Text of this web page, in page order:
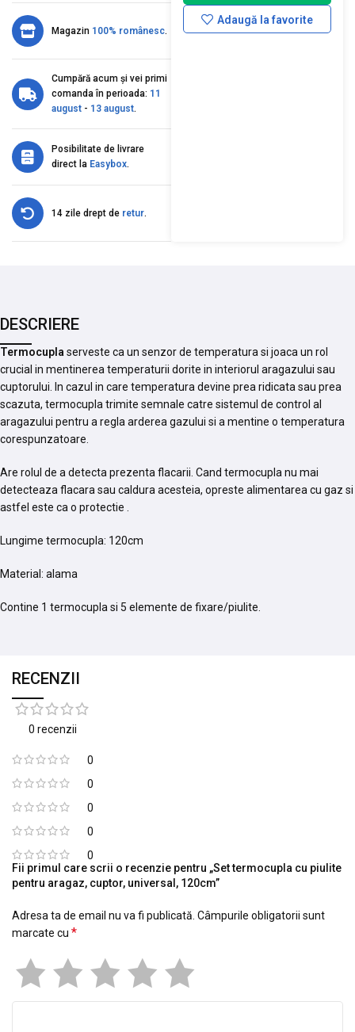
Magazin 100% românesc.
Cumpără acum și vei primi
comanda în perioada: 11
august - 13 august.
Posibilitate de livrare
direct la Easybox.
14 zile drept de retur.
Adaugă la favorite
DESCRIERE
Termocuplaserveste ca un senzor de temperatura si joaca un rol
crucial in mentinerea temperaturii dorite in interiorul aragazului sau
cuptorului. In cazul in care temperatura devine prea ridicata sau prea
scazuta, termocupla trimite semnale catre sistemul de control al
aragazului pentru a regla arderea gazului si a mentine o temperatura
corespunzatoare.
Are rolul de a detecta prezenta flacarii. Cand termocupla nu mai
detecteaza flacara sau caldura acesteia, opreste alimentarea cu gaz si
astfel este ca o protectie .
Lungime termocupla: 120cm
Material: alama
Contine 1 termocupla si 5 elemente de fixare/piulite.
RECENZII
0 recenzii
0
0
0
0
0
Fii primul care scrii o recenzie pentru „Set termocupla cu piulite
pentru aragaz, cuptor, universal, 120cm”
Adresa ta de email nu va fi publicată. Câmpurile obligatorii sunt
marcate cu *